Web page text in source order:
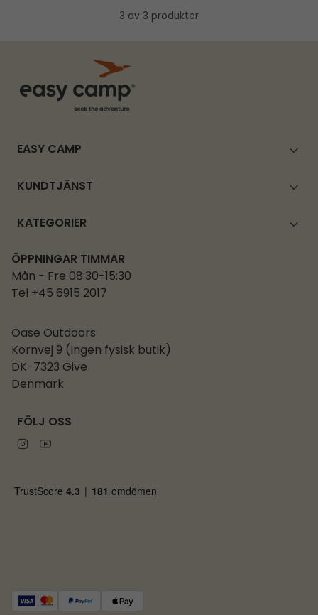
3 av 3 produkter
EASY CAMP
KUNDTJÄNST
KATEGORIER
ÖPPNINGAR TIMMAR
Mån - Fre 08:30-15:30
Tel +45 6915 2017
Oase Outdoors
Kornvej 9 (Ingen fysisk butik)
DK-7323 Give
Denmark
FÖLJ OSS
Instagram
Youtube